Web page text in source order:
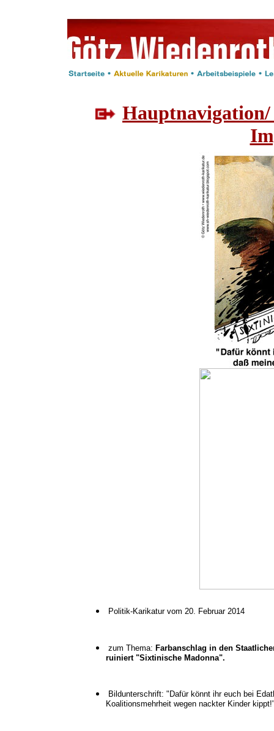
Politik-Karikatur vom 20. Februar 2014
zum Thema: Farbanschlag in den
ruiniert "Sixtinische Madonna".
Bildunterschrift: "Dafür könnt ihr euch bei
Koalitionsmehrheit wegen nackter Kinder